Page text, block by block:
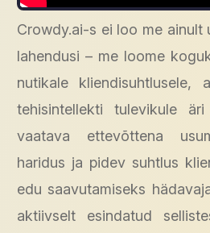
Crowdy.ai-s ei loo me ainult
lahendusi – me loome
nutikale kliendisuhtlusele,
tehisintellekti tulevikule
vaatava ettevõttena
haridus ja pidev suhtlus
edu saavutamiseks
aktiivselt esindatud